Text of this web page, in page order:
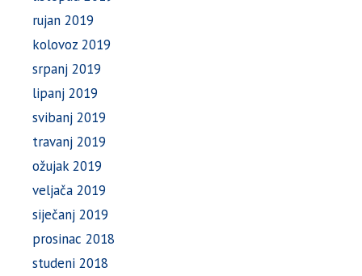
rujan 2019
kolovoz 2019
srpanj 2019
lipanj 2019
svibanj 2019
travanj 2019
ožujak 2019
veljača 2019
siječanj 2019
prosinac 2018
studeni 2018